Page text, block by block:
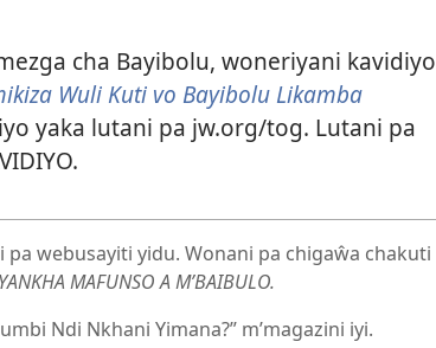
cha Bayibolu, woneriyani kavidiyo
Wuli Kuti vo Bayibolu Likamba
yaka lutani pa jw.org/tog. Lutani pa
webusayiti yidu. Wonani pa chigaŵa chakuti
MAFUNSO A M’BAIBULO.
Ndi Nkhani Yimana?” m’magazini iyi.